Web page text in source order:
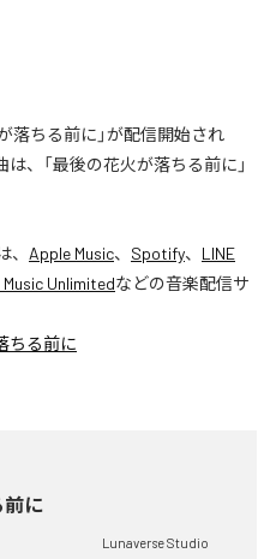
落ちる前に」が配信開始され
、「最後の花火が落ちる前に」
、 Apple Music、 Spotify、 LINE
Unlimitedなどの音楽配信サ
ちる前に
前に
Lunaverse Studio